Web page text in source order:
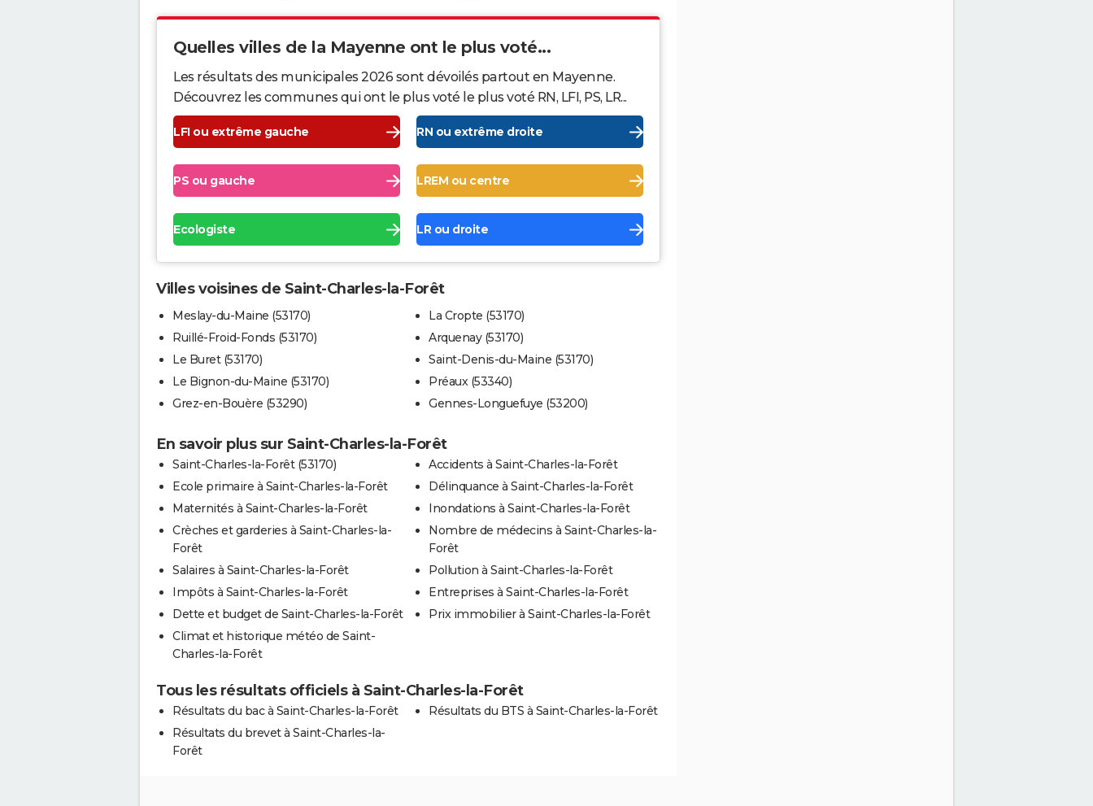
Quelles villes de la Mayenne ont le plus voté...
Les résultats des municipales 2026 sont dévoilés partout en Mayenne.
Découvrez les communes qui ont le plus voté le plus voté RN, LFI, PS, LR...
LFI ou extrême gauche RN ou extrême droite
PS ou gauche LREM ou centre
Ecologiste LR ou droite
Villes voisines de Saint-Charles-la-Forêt
Meslay-du-Maine (53170)
Ruillé-Froid-Fonds (53170)
Le Buret (53170)
Le Bignon-du-Maine (53170)
Grez-en-Bouère (53290)
La Cropte (53170)
Arquenay (53170)
Saint-Denis-du-Maine (53170)
Préaux (53340)
Gennes-Longuefuye (53200)
En savoir plus sur Saint-Charles-la-Forêt
Saint-Charles-la-Forêt (53170)
Ecole primaire à Saint-Charles-la-Forêt
Maternités à Saint-Charles-la-Forêt
Crèches et garderies à Saint-Charles-la-
Forêt
Salaires à Saint-Charles-la-Forêt
Impôts à Saint-Charles-la-Forêt
Dette et budget de Saint-Charles-la-Forêt
Climat et historique météo de Saint-
Charles-la-Forêt
Accidents à Saint-Charles-la-Forêt
Délinquance à Saint-Charles-la-Forêt
Inondations à Saint-Charles-la-Forêt
Nombre de médecins à Saint-Charles-la-
Forêt
Pollution à Saint-Charles-la-Forêt
Entreprises à Saint-Charles-la-Forêt
Prix immobilier à Saint-Charles-la-Forêt
Tous les résultats officiels à Saint-Charles-la-Forêt
Résultats du bac à Saint-Charles-la-Forêt
Résultats du brevet à Saint-Charles-la-
Forêt
Résultats du BTS à Saint-Charles-la-Forêt